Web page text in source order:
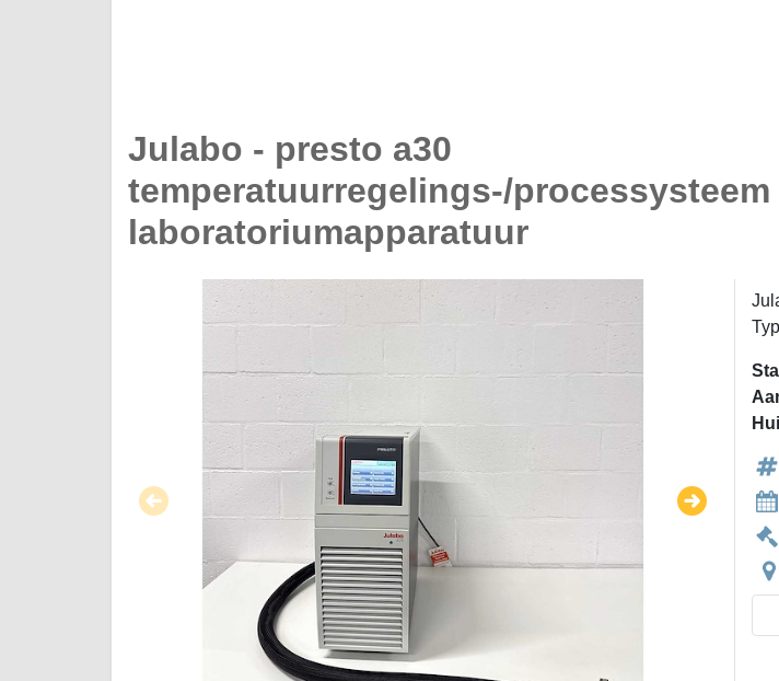
Julabo - presto a30
temperatuurregelings-/processysteem
laboratoriumapparatuur